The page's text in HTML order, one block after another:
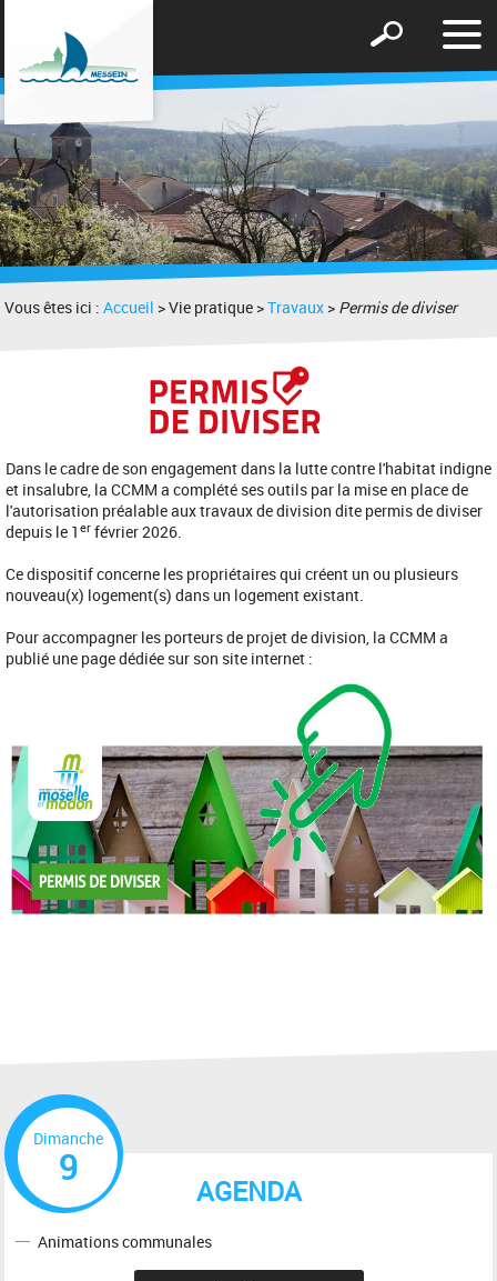
le
Afficher
formulaire
recherche
Vous êtes ici :Accueil > Vie pratique >Travaux > Permis de diviser
Dans le cadre de son engagement dans la lutte contre l'habitat indigne
et insalubre, la CCMM a complété ses outils par la mise en place de
l'autorisation préalable aux travaux de division dite permis de diviser
depuis le 1 er février 2026.
Ce dispositif concerne les propriétaires qui créent un ou plusieurs
nouveau(x) logement(s) dans un logement existant.
Pour accompagner les porteurs de projet de division, la CCMM a
publié une page dédiée sur son site internet :
AGENDA
Dimanche
9
Animations communales